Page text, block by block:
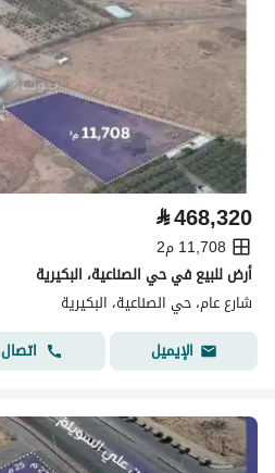
⃁468,320
11,708 م2
أرض للبيع في حي الصناعية، البكيرية
شارع عام، حي الصناعية، البكيرية
الإيميل
اتصال